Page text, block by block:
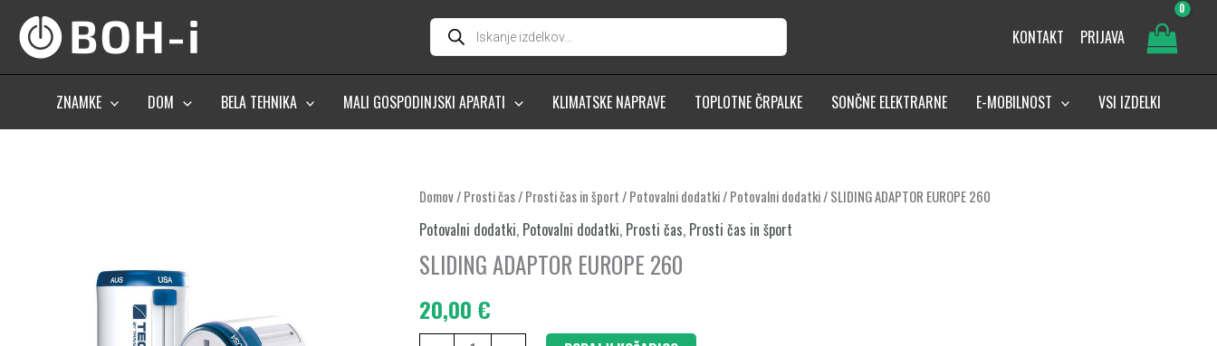
content
Products
search KONTAKT PRIJAVA
ZNAMKE DOM BELA TEHNIKA MALI GOSPODINJSKI APARATI KLIMATSKE NAPRAVE TOPLOTNE ČRPALKE SONČNE ELEKTRARNE E-MOBILNOST VSI IZDELKI
Domov/Prosti čas/Prosti čas in šport/Potovalni dodatki/Potovalni dodatki/ SLIDING ADAPTOR EUROPE 260
Potovalni dodatki, Potovalni dodatki, Prosti čas, Prosti čas in šport
SLIDING ADAPTOR EUROPE 260
20,00 €
SLIDING
ADAPTOR
260
količina